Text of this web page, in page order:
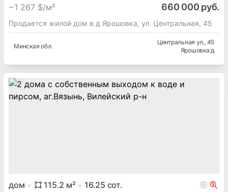
~1 267 $/м² 660 000 руб.
Продается жилой дом в д Ярошовка, ул. Центральная, 45
Минская обл.
Центральная ул., 45
Ярошовка д
дом 115.2 м² 16.25 сот.